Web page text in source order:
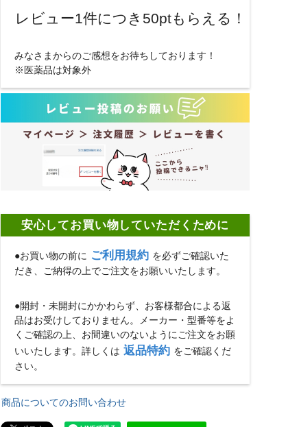
レビュー1件につき50ptもらえる！
みなさまからのご感想をお待ちしております！
※医薬品は対象外
安心してお買い物していただくために
●お買い物の前に ご利用規約 を必ずご確認いた
だき、ご納得の上でご注文をお願いいたします。
●開封・未開封にかかわらず、お客様都合による返
品はお受けしておりません。メーカー・型番等をよ
くご確認の上、お間違いのないようにご注文をお願
いいたします。詳しくは 返品特約 をご確認くだ
さい。
商品についてのお問い合わせ